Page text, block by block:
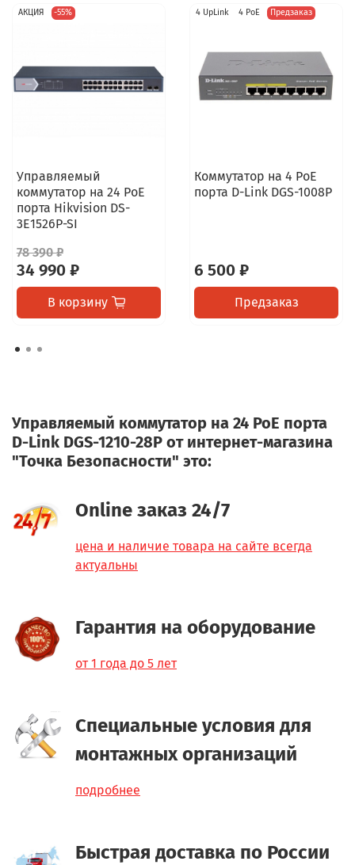
АКЦИЯ -55%
Управляемый
коммутатор на 24 PoE
порта Hikvision DS-
3E1526P-SI
78 390 ₽
34 990 ₽
В корзину
4 UpLink 4 PoE Предзаказ
Коммутатор на 4 PoE
порта D-Link DGS-1008P
6 500 ₽
Предзаказ
Управляемый коммутатор на 24 PoE порта
D-Link DGS-1210-28P от интернет-магазина
"Точка Безопасности" это:
Online заказ 24/7
цена и наличие товара на сайте всегда
актуальны
Гарантия на оборудование
от 1 года до 5 лет
Специальные условия для
монтажных организаций
подробнее
Быстрая доставка по России